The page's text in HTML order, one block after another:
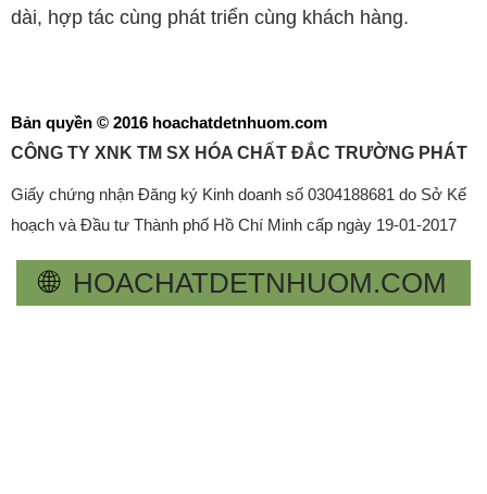
dài, hợp tác cùng phát triển cùng khách hàng.
Bản quyền © 2016 hoachatdetnhuom.com
CÔNG TY XNK TM SX HÓA CHẤT ĐẮC TRƯỜNG PHÁT
Giấy chứng nhận Đăng ký Kinh doanh số 0304188681 do Sở Kế
hoạch và Đầu tư Thành phố Hồ Chí Minh cấp ngày 19-01-2017
🌐 HOACHATDETNHUOM.COM